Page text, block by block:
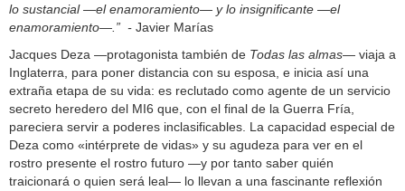
lo sustancial —el enamoramiento— y lo insignificante —el
enamoramiento—.” - Javier Marías
Jacques Deza —protagonista también de Todas las almas— viaja a
Inglaterra, para poner distancia con su esposa, e inicia así una
extraña etapa de su vida: es reclutado como agente de un servicio
secreto heredero del MI6 que, con el final de la Guerra Fría,
pareciera servir a poderes inclasificables. La capacidad especial de
Deza como «intérprete de vidas» y su agudeza para ver en el
rostro presente el rostro futuro —y por tanto saber quién
traicionará o quien será leal— lo llevan a una fascinante reflexión